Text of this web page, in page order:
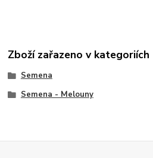
Zboží zařazeno v kategoriích
Semena
Semena - Melouny